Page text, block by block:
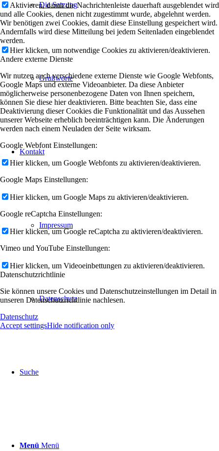
Die Satzung
Grußworte
Kontakt
Impressum
Datenschutz
Suche
Menü Menü
Aktivieren, damit die Nachrichtenleiste dauerhaft ausgeblendet wird
und alle Cookies, denen nicht zugestimmt wurde, abgelehnt werden.
Wir benötigen zwei Cookies, damit diese Einstellung gespeichert wird.
Andernfalls wird diese Mitteilung bei jedem Seitenladen eingeblendet
werden.
Hier klicken, um notwendige Cookies zu aktivieren/deaktivieren.
Andere externe Dienste
Wir nutzen auch verschiedene externe Dienste wie Google Webfonts,
Google Maps und externe Videoanbieter. Da diese Anbieter
möglicherweise personenbezogene Daten von Ihnen speichern,
können Sie diese hier deaktivieren. Bitte beachten Sie, dass eine
Deaktivierung dieser Cookies die Funktionalität und das Aussehen
unserer Webseite erheblich beeinträchtigen kann. Die Änderungen
werden nach einem Neuladen der Seite wirksam.
Google Webfont Einstellungen:
Hier klicken, um Google Webfonts zu aktivieren/deaktivieren.
Google Maps Einstellungen:
Hier klicken, um Google Maps zu aktivieren/deaktivieren.
Google reCaptcha Einstellungen:
Hier klicken, um Google reCaptcha zu aktivieren/deaktivieren.
Vimeo und YouTube Einstellungen:
Hier klicken, um Videoeinbettungen zu aktivieren/deaktivieren.
Datenschutzrichtlinie
Sie können unsere Cookies und Datenschutzeinstellungen im Detail in
unseren Datenschutzrichtlinie nachlesen.
Datenschutz
Accept settingsHide notification only